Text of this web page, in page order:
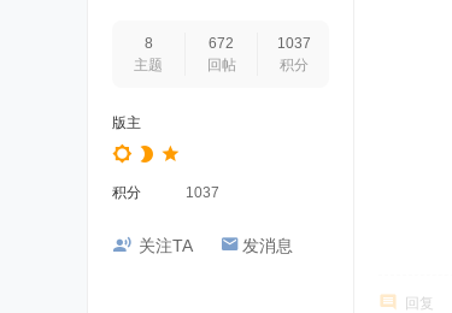
8
主题
672
回帖
1037
积分
版主
积分 1037
关注TA 发消息
回复